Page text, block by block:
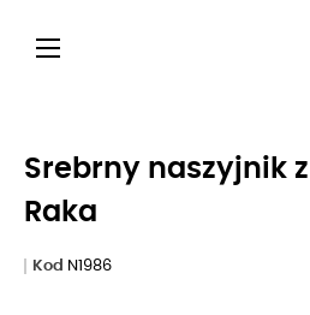
Przełącz nawigację
☰
Srebrny naszyjnik
Raka
Kod N1986